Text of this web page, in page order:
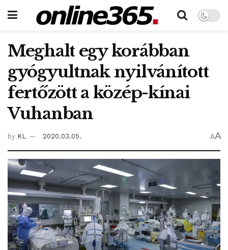
Meghalt egy korábban
gyógyultnak nyilvánított
fertőzött a közép-kínai
Vuhanban
by KL 2020.03.05. AA